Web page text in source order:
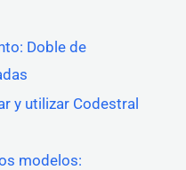
Doble de
y utilizar Codestral
modelos: